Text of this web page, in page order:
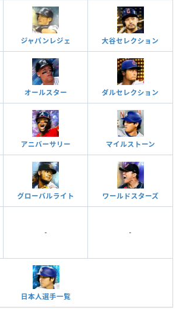
ジャパンレジェ 大谷セレクション
オールスター ダルセレクション
アニバーサリー マイルストーン
グローバルライト ワールドスターズ
- -
日本人選手一覧